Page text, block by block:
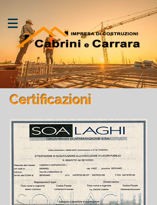
Certificazioni